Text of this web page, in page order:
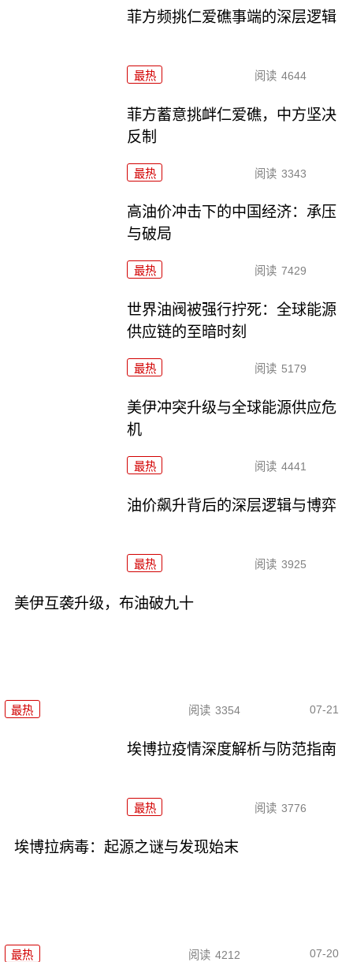
菲方频挑仁爱礁事端的深层逻辑
最热 阅读 4644
菲方蓄意挑衅仁爱礁，中方坚决
反制
最热 阅读 3343
高油价冲击下的中国经济：承压
与破局
最热 阅读 7429
世界油阀被强行拧死：全球能源
供应链的至暗时刻
最热 阅读 5179
美伊冲突升级与全球能源供应危
机
最热 阅读 4441
油价飙升背后的深层逻辑与博弈
最热 阅读 3925
美伊互袭升级，布油破九十
最热 阅读 3354 07-21
埃博拉疫情深度解析与防范指南
最热 阅读 3776
埃博拉病毒：起源之谜与发现始末
最热 阅读 4212 07-20